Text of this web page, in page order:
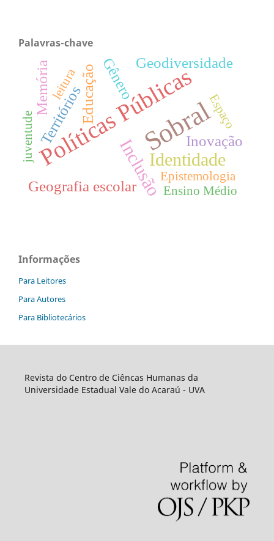
Palavras-chave
Sobral
Políticas Públicas
InclusãoIdentidade
Educação
Geografia escolar
Geodiversidade
Territórios
Gênero
Inovação
Memória
Epistemologia
juventude
leitura
Espaço
Ensino Médio
Informações
Para Leitores
Para Autores
Para Bibliotecários
Revista do Centro de Ciêncas Humanas da
Universidade Estadual Vale do Acaraú - UVA